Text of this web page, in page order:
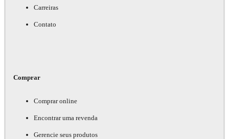
Carreiras
Contato
Comprar
Comprar online
Encontrar uma revenda
Gerencie seus produtos